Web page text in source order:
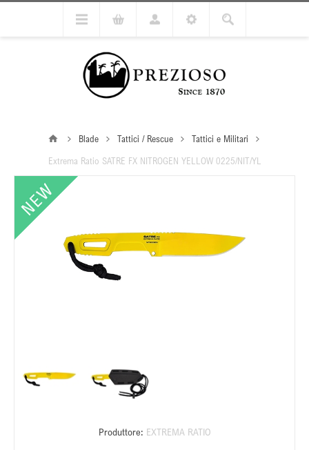
Blade Tattici / Rescue
Tattici e Militari
Extrema Ratio SATRE FX NITROGEN YELLOW 0225/NIT/YL
Produttore: EXTREMA RATIO